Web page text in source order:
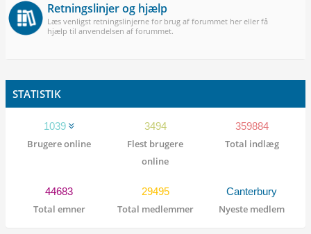
Retningslinjer og hjælp
Læs venligst retningslinjerne for brug af forummet her eller få
hjælp til anvendelsen af forummet.
STATISTIK
1039
Brugere online
3494
Flest brugere
online
359884
Total indlæg
44683
Total emner
29495
Total medlemmer
Canterbury
Nyeste medlem